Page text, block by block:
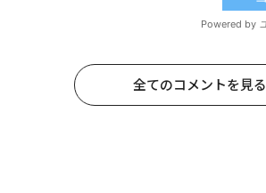
全てのコメントを見る